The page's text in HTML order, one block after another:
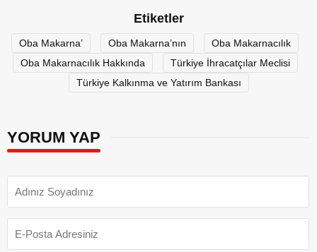
Etiketler
Oba Makarna’ Oba Makarna’nın
Oba Makarnacılık
Oba Makarnacılık Hakkında
Türkiye İhracatçılar Meclisi
Türkiye Kalkınma ve Yatırım Bankası
YORUM YAP